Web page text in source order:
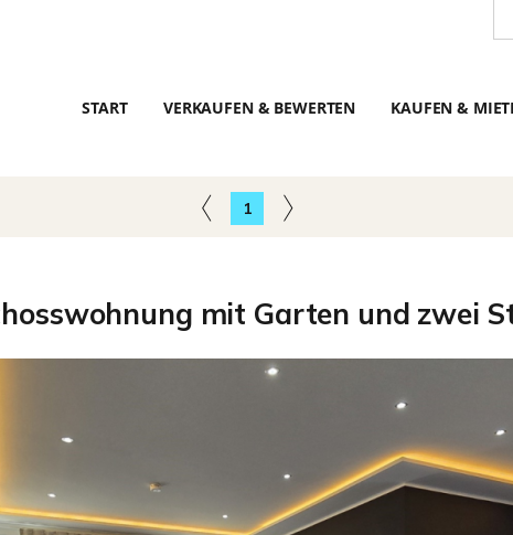
START VERKAUFEN & BEWERTEN KAUFEN &
1
mit Garten und zwei